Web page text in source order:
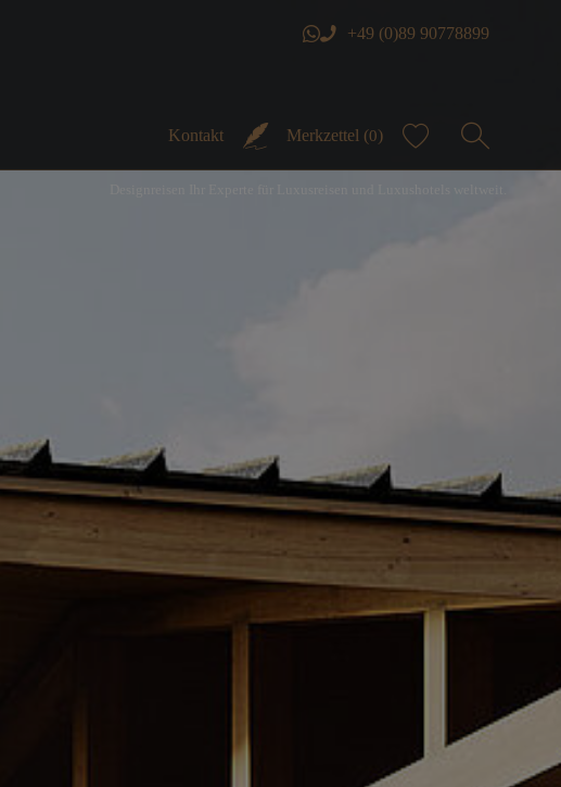
+49 (0)89 90778899
Kontakt Merkzettel (0)